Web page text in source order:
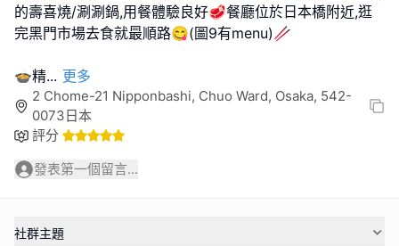
的壽喜燒/涮涮鍋,用餐體驗良好🥩餐廳位於日本橋附近,逛
完黑門市場去食就最順路😋(圖9有menu)🥢
🍲精... 更多
2 Chome-21 Nipponbashi, Chuo Ward, Osaka, 542-
0073日本
評分
發表第一個留言...
社群主題